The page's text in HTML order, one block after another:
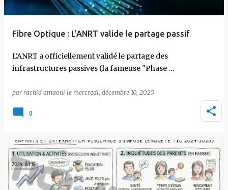
Fibre Optique : L'ANRT valide le partage passif
L'ANRT a officiellement validé le partage des
infrastructures passives (la fameuse "Phase …
par rachid amaoui le mercredi, décembre 10, 2025
0